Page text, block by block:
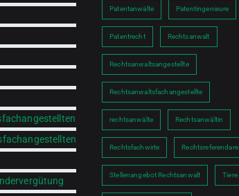
Patentanwälte Patentingenieure
Patentrecht Rechtsanwalt
Rechtsanwaltsangestellte
Rechtsanwaltsfachangestellte
rechtsanwälte Rechtsanwältin
Rechtsfachwirte Rechtsreferendare
Stellenangebot Rechtsanwalt Tiere